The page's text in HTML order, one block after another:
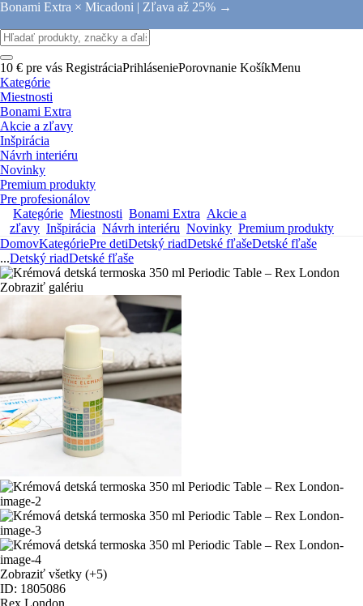
Bonami Extra × Micadoni | Zľava až 25% →
10 € pre vás RegistráciaPrihláseniePorovnanie KošíkMenu
Kategórie
Miestnosti
Bonami Extra
Akcie a zľavy
Inšpirácia
Návrh interiéru
Novinky
Premium produkty
Pre profesionálov
Kategórie Miestnosti Bonami Extra Akcie a
zľavy Inšpirácia Návrh interiéru Novinky Premium produkty
DomovKategóriePre detiDetský riadDetské fľašeDetské fľaše
...Detský riadDetské fľaše
Zobraziť galériu
Zobraziť všetky (+5)
ID: 1805086
Rex London